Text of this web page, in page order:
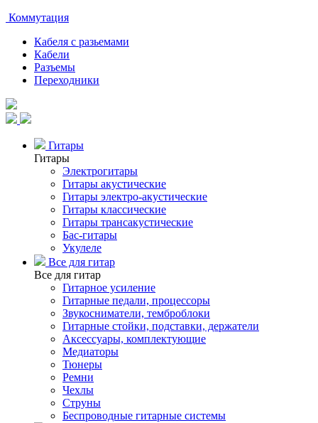
Коммутация
Кабеля с разьемами
Кабели
Разъемы
Переходники
Гитары
Гитары
Электрогитары
Гитары акустические
Гитары электро-акустические
Гитары классические
Гитары трансакустические
Бас-гитары
Укулеле
Все для гитар
Все для гитар
Гитарное усиление
Гитарные педали, процессоры
Звукосниматели, темброблоки
Гитарные стойки, подставки, держатели
Аксессуары, комплектующие
Медиаторы
Тюнеры
Ремни
Чехлы
Струны
Беспроводные гитарные системы